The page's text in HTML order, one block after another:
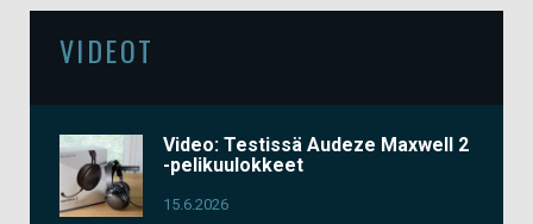
VIDEOT
Video: Testissä Audeze Maxwell 2
-pelikuulokkeet
15.6.2026